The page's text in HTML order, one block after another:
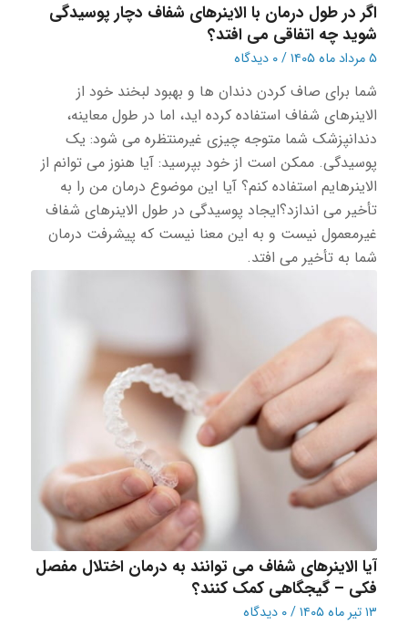
اگر در طول درمان با الاینرهای شفاف دچار پوسیدگی
شوید چه اتفاقی می افتد؟
۵ مرداد ماه ۱۴۰۵ /۰ دیدگاه
شما برای صاف کردن دندان ها و بهبود لبخند خود از
الاینرهای شفاف استفاده کرده اید، اما در طول معاینه،
دندانپزشک شما متوجه چیزی غیرمنتظره می شود: یک
پوسیدگی. ممکن است از خود بپرسید: آیا هنوز می توانم از
الاینرهایم استفاده کنم؟ آیا این موضوع درمان من را به
تأخیر می اندازد؟ایجاد پوسیدگی در طول الاینرهای شفاف
غیرمعمول نیست و به این معنا نیست که پیشرفت درمان
شما به تأخیر می افتد.
آیا الاینرهای شفاف می توانند به درمان اختلال مفصل
فکی – گیجگاهی کمک کنند؟
۱۳ تیر ماه ۱۴۰۵ /۰ دیدگاه